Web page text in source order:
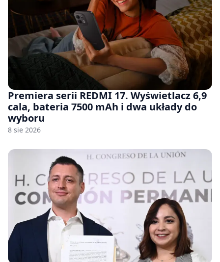
Premiera serii REDMI 17. Wyświetlacz 6,9
cala, bateria 7500 mAh i dwa układy do
wyboru
8 sie 2026